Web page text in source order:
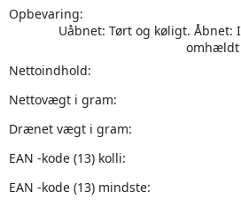
Opbevaring:
Uåbnet: Tørt og køligt. Åbnet:
omhældt
Nettoindhold:
Nettovægt i gram:
Drænet vægt i gram:
EAN -kode (13) kolli:
EAN -kode (13) mindste: